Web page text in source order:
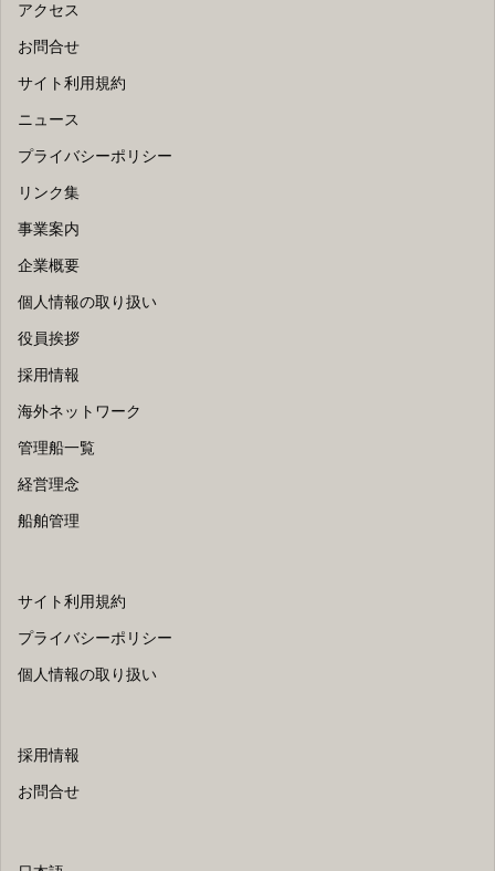
アクセス
お問合せ
サイト利用規約
ニュース
プライバシーポリシー
リンク集
事業案内
企業概要
個人情報の取り扱い
役員挨拶
採用情報
海外ネットワーク
管理船一覧
経営理念
船舶管理
サイト利用規約
プライバシーポリシー
個人情報の取り扱い
採用情報
お問合せ